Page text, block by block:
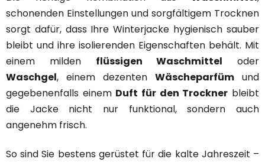
schonenden Einstellungen und sorgfältigem Trocknen
sorgt dafür, dass Ihre Winterjacke hygienisch sauber
bleibt und ihre isolierenden Eigenschaften behält. Mit
einem milden flüssigen Waschmittel oder
Waschgel, einem dezenten Wäscheparfüm und
gegebenenfalls einem Duft für den Trockner bleibt
die Jacke nicht nur funktional, sondern auch
angenehm frisch.
So sind Sie bestens gerüstet für die kalte Jahreszeit –